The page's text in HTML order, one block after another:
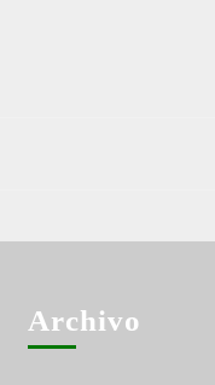
entrada:
Archivo